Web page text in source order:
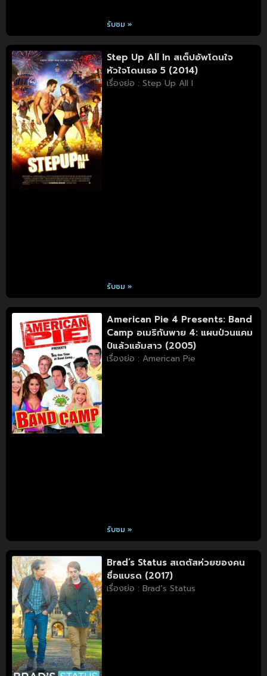
รับชม »
Step Up All In สเต็ปอัพโดนใจ
หัวใจโดนเธอ 5 (2014)
เรื่องย่อ : Step Up All I
รับชม »
American Pie 4 Presents: Band
Camp อเมริกันพาย 4: แผนป่วนแคม
ป์แล้วแอ้มสาว (2005)
เรื่องย่อ : American Pie
รับชม »
Brad’s Status สเตตัสห่วยของคน
ชื่อแบรด (2017)
เรื่องย่อ : Brad’s Status